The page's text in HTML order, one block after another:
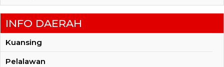
INFO DAERAH
Kuansing
Pelalawan